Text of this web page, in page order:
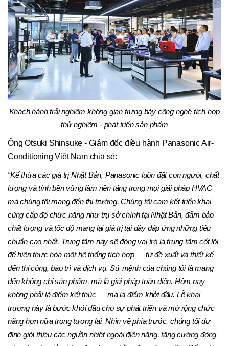
Khách hành trải nghiệm không gian trưng bày công nghệ tích hợp
thử nghiệm - phát triển sản phẩm
Ông Otsuki Shinsuke - Giám đốc điều hành Panasonic Air-
Conditioning Việt Nam chia sẻ:
“Kế thừa các giá trị Nhật Bản, Panasonic luôn đặt con người, chất
lượng và tính bền vững làm nền tảng trong mọi giải pháp HVAC
mà chúng tôi mang đến thị trường. Chúng tôi cam kết triển khai
cùng cấp độ chức năng như trụ sở chính tại Nhật Bản, đảm bảo
chất lượng và tốc độ mang lại giá trị tại đây đáp ứng những tiêu
chuẩn cao nhất. Trung tâm này sẽ đóng vai trò là trung tâm cốt lõi
để hiện thực hóa một hệ thống tích hợp — từ đề xuất và thiết kế
đến thi công, bảo trì và dịch vụ. Sứ mệnh của chúng tôi là mang
đến không chỉ sản phẩm, mà là giải pháp toàn diện. Hôm nay
không phải là điểm kết thúc — mà là điểm khởi đầu. Lễ khai
trương này là bước khởi đầu cho sự phát triển và mở rộng chức
năng hơn nữa trong tương lai. Nhìn về phía trước, chúng tôi dự
định giới thiệu các nguồn nhiệt ngoài điện năng, tăng cường đóng